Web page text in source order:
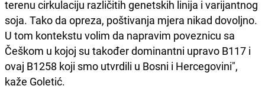
terenu cirkulaciju različitih genetskih linija i varijantnog
soja. Tako da opreza, poštivanja mjera nikad dovoljno.
U tom kontekstu volim da napravim poveznicu sa
Češkom u kojoj su također dominantni upravo B117 i
ovaj B1258 koji smo utvrdili u Bosni i Hercegovini",
kaže Goletić.